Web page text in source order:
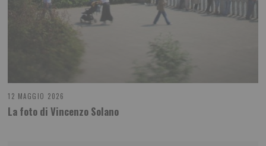
12 MAGGIO 2026
La foto di Vincenzo Solano